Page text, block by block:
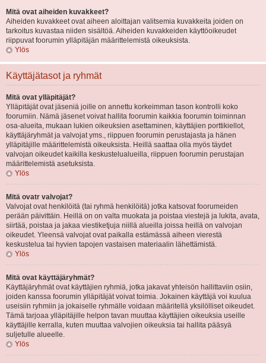
Mitä ovat aiheiden kuvakkeet?
Aiheiden kuvakkeet ovat aiheen aloittajan valitsemia kuvakkeita joiden on
tarkoitus kuvastaa niiden sisältöä. Aiheiden kuvakkeiden käyttöoikeudet
riippuvat foorumin ylläpitäjän määrittelemistä oikeuksista.
Ylös
Käyttäjätasot ja ryhmät
Mitä ovat ylläpitäjät?
Ylläpitäjät ovat jäseniä joille on annettu korkeimman tason kontrolli koko
foorumiin. Nämä jäsenet voivat hallita foorumin kaikkia foorumin toiminnan
osa-alueita, mukaan lukien oikeuksien asettaminen, käyttäjien porttikiellot,
käyttäjäryhmät ja valvojat yms., riippuen foorumin perustajasta ja hänen
ylläpitäjille määrittelemistä oikeuksista. Heillä saattaa olla myös täydet
valvojan oikeudet kaikilla keskustelualueilla, riippuen foorumin perustajan
määrittelemistä asetuksista.
Ylös
Mitä ovatr valvojat?
Valvojat ovat henkilöitä (tai ryhmä henkilöitä) jotka katsovat foorumeiden
perään päivittäin. Heillä on on valta muokata ja poistaa viestejä ja lukita, avata,
siirtää, poistaa ja jakaa viestiketjuja niillä alueilla joissa heillä on valvojan
oikeudet. Yleensä valvojat ovat paikalla estämässä aiheen vierestä
keskustelua tai hyvien tapojen vastaisen materiaalin lähettämistä.
Ylös
Mitä ovat käyttäjäryhmät?
Käyttäjäryhmät ovat käyttäjien ryhmiä, jotka jakavat yhteisön hallittaviin osiin,
joiden kanssa foorumin ylläpitäjät voivat toimia. Jokainen käyttäjä voi kuulua
useisiin ryhmiin ja jokaiselle ryhmälle voidaan määritellä yksilölliset oikeudet.
Tämä tarjoaa ylläpitäjille helpon tavan muuttaa käyttäjien oikeuksia useille
käyttäjille kerralla, kuten muuttaa valvojien oikeuksia tai hallita pääsyä
suljetulle alueelle.
Ylös